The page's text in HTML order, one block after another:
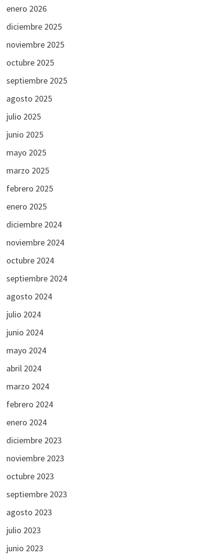
enero 2026
diciembre 2025
noviembre 2025
octubre 2025
septiembre 2025
agosto 2025
julio 2025
junio 2025
mayo 2025
marzo 2025
febrero 2025
enero 2025
diciembre 2024
noviembre 2024
octubre 2024
septiembre 2024
agosto 2024
julio 2024
junio 2024
mayo 2024
abril 2024
marzo 2024
febrero 2024
enero 2024
diciembre 2023
noviembre 2023
octubre 2023
septiembre 2023
agosto 2023
julio 2023
junio 2023